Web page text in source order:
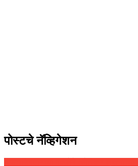
पोस्टचे नॅव्हिगेशन